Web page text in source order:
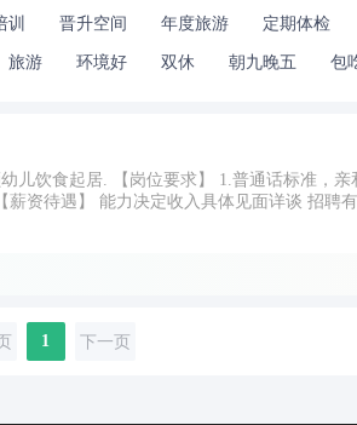
训 晋升空间 年度旅游 定期体检
旅游 环境好 双休 朝九晚五 包
教育事业 2.有高度责任
1 下一页